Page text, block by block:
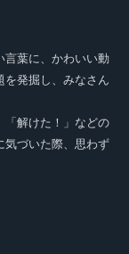
言葉に、かわいい動
を発掘し、みなさん
「解けた！」などの
気づいた際、思わず